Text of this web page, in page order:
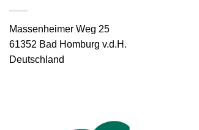
Massenheimer Weg 25
61352 Bad Homburg v.d.H.
Deutschland